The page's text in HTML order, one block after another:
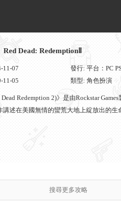
Red Dead: RedemptionⅡ
11-07 發行: 平台：PC
11-05
類型: 角色扮演
Dead Redemption 2)》是由Rockstar
講述在美國無情的蠻荒大地上綻放出的